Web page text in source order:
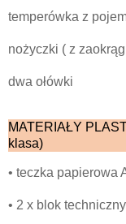
temperówka z
nożyczki ( z
dwa ołówki
MATERIAŁY
klasa)
• teczka papierowa
• 2 x blok